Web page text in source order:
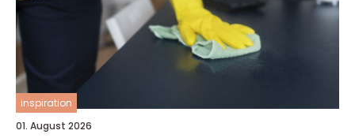
inspiration
01. August 2026